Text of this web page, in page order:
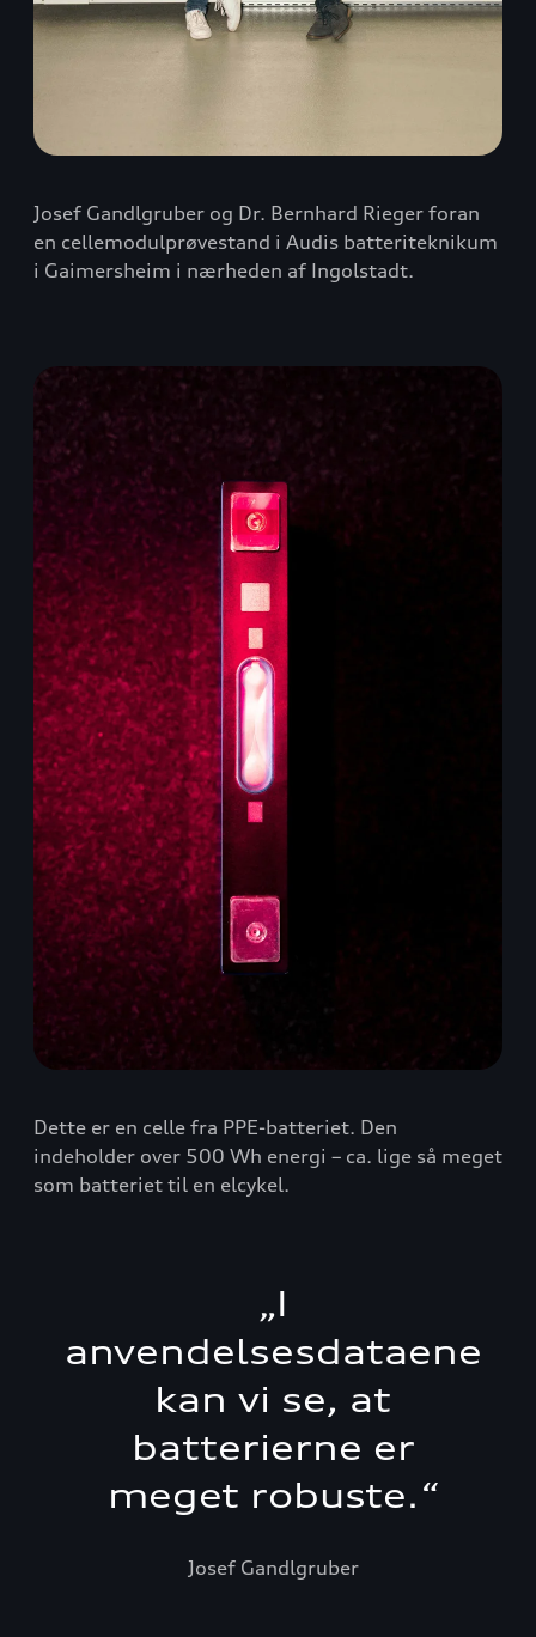
Josef Gandlgruber og Dr. Bernhard Rieger foran
en cellemodulprøvestand i Audis batteriteknikum
i Gaimersheim i nærheden af Ingolstadt.
Dette er en celle fra PPE-batteriet. Den
indeholder over 500 Wh energi – ca. lige så meget
som batteriet til en elcykel.
„I
anvendelsesdataene
kan vi se, at
batterierne er
meget robuste. “
Josef Gandlgruber